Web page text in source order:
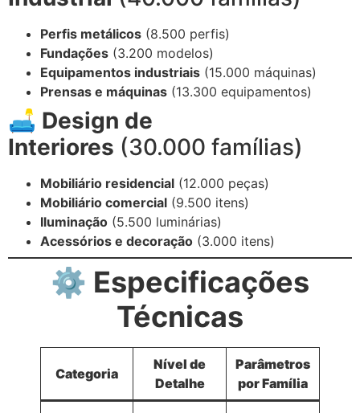
Perfis metálicos (8.500 perfis)
Fundações (3.200 modelos)
Equipamentos industriais (15.000 máquinas)
Prensas e máquinas (13.300 equipamentos)
🛋️ Design de
Interiores (30.000 famílias)
Mobiliário residencial (12.000 peças)
Mobiliário comercial (9.500 itens)
Iluminação (5.500 luminárias)
Acessórios e decoração (3.000 itens)
⚙️ Especificações
Técnicas
Categoria
Nível de
Detalhe
Parâmetros
por Família